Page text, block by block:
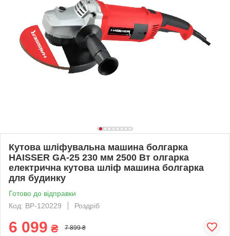
Кутова шліфувальна машина болгарка
HAISSER GA-25 230 мм 2500 Вт олгарка
електрична кутова шліф машина болгарка
для будинку
Готово до відправки
Код: BP-120229
Роздріб
6 099 ₴ 7 899 ₴